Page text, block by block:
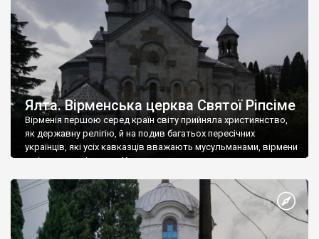
Ялта. Вірменська церква Святої Ріпсіме
Вірменія першою серед країн світу прийняла християнство,
як державну релігію, й на подив багатьох пересічних
українців, які усіх кавказців вважають мусульманами, вірмени
є відданими вірянами Христа